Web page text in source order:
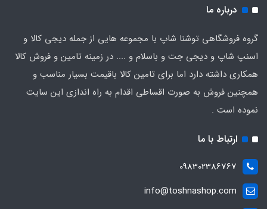
درباره ما
گروه فروشگاهی توشنا شاپ با مجموعه هایی از جمله دیجی کالا و
اسنپ شاپ و دیجی جت و باسلام و .... در زمینه تامین و فروش کالا
همکاری داشته دارد اما برای تامین کالا باقیمت بسیار مناسب و
همچنین فروش به صورت اقساطی اقدام به راه اندازی این سایت
نموده است .
ارتباط با ما
098302386767
info@toshnashop.com